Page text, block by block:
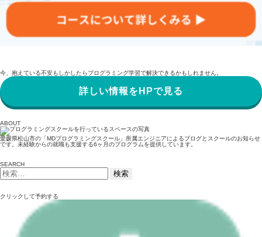
今、抱えている不安もしかしたらプログラミング学習で解決できるかもしれません。
詳しい情報をHPで見る
ABOUT
愛媛県松山市の「MDプログラミングスクール」所属エンジニアによるブログとスクールのお知らせ
です。未経験からの就職も支援する6ヶ月のプログラムを提供しています。
SEARCH
検
索:
クリックして予約する